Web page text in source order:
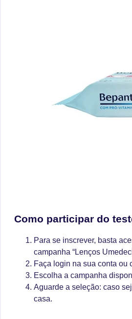
Como participar do
Para se inscrever, basta
campanha “Lenços
Faça login na sua conta ou
Escolha a campanha
Aguarde a seleção: caso
casa.